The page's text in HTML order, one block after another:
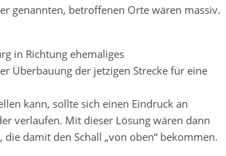
genannten, betroffenen Orte wären massiv.
in Richtung ehemaliges
Überbauung der jetzigen Strecke für eine
kann, sollte sich einen Eindruck an
verlaufen. Mit dieser Lösung wären dann
damit den Schall „von oben“ bekommen.